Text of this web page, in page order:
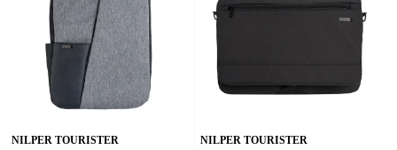
NILPER TOURISTER NILPER TOURISTER